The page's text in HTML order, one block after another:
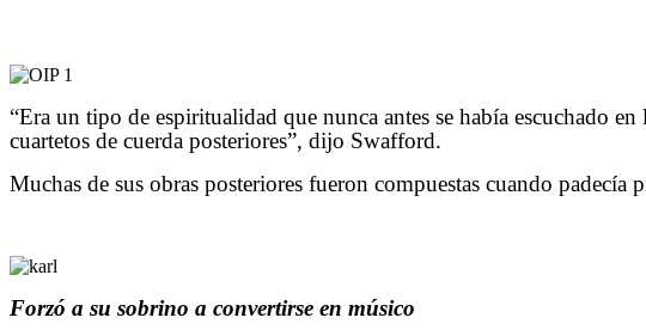
“Era un tipo de espiritualidad que nunca antes se había escuchado
cuartetos de cuerda posteriores”, dijo Swafford.
Muchas de sus obras posteriores fueron compuestas cuando
Forzó a su sobrino a convertirse en músico